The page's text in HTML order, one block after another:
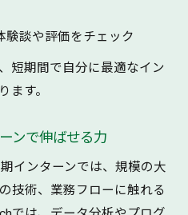
験談や評価をチェック
短期間で自分に最適なイン
ます。
ンで伸ばせる力
インターンでは、規模の大
技術、業務フローに触れる